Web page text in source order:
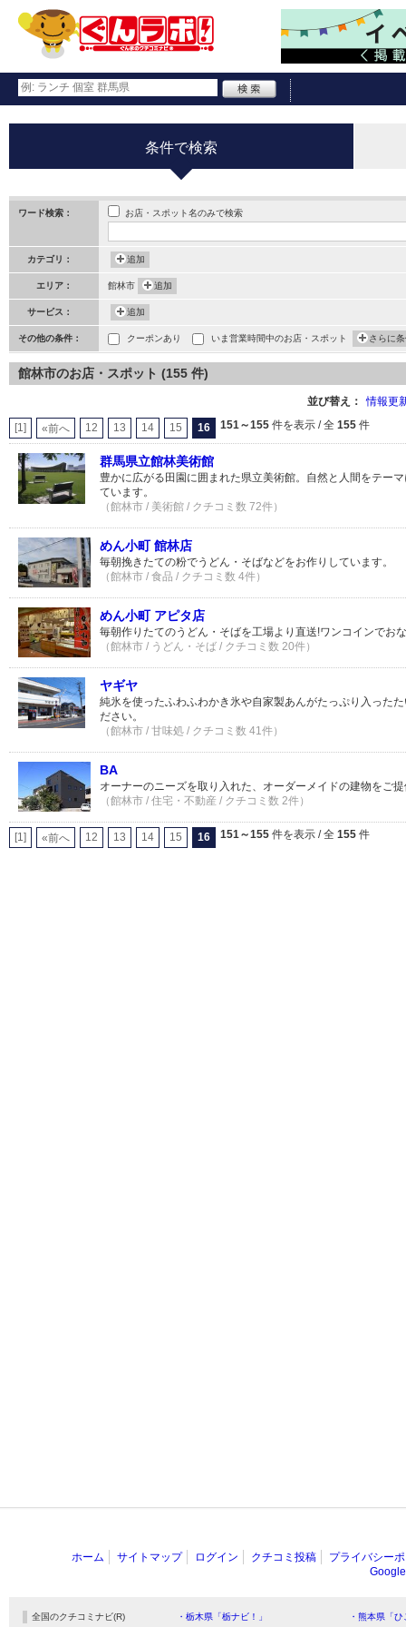
条件で検索
ワード検索： お店・スポット名のみで検索
カテゴリ： 追加
エリア： 館林市 追加
サービス： 追加
その他の条件： クーポンあり いま営業時間中のお店・スポット さらに
館林市のお店・スポット (155 件)
並び替え： 情報更
[1] «前へ 12 13 14 15 16 151～155 件を表示 / 全 155 件
群馬県立館林美術館
豊かに広がる田園に囲まれた県立美術館。自然と人間をテー
ています。
（館林市 / 美術館 / クチコミ数 72件）
めん小町 館林店
毎朝挽きたての粉でうどん・そばなどをお作りしています。
（館林市 / 食品 / クチコミ数 4件）
めん小町 アピタ店
毎朝作りたてのうどん・そばを工場より直送!ワンコインでお
（館林市 / うどん・そば / クチコミ数 20件）
ヤギヤ
純氷を使ったふわふわかき氷や自家製あんがたっぷり入った
ださい。
（館林市 / 甘味処 / クチコミ数 41件）
BA
オーナーのニーズを取り入れた、オーダーメイドの建物をご
（館林市 / 住宅・不動産 / クチコミ数 2件）
[1] «前へ 12 13 14 15 16 151～155 件を表示 / 全 155 件
ホーム サイトマップ ログイン クチコミ投稿
プライバシー
全国のクチコミナビ(R) ・栃木県「栃ナビ！」 ・熊本県「